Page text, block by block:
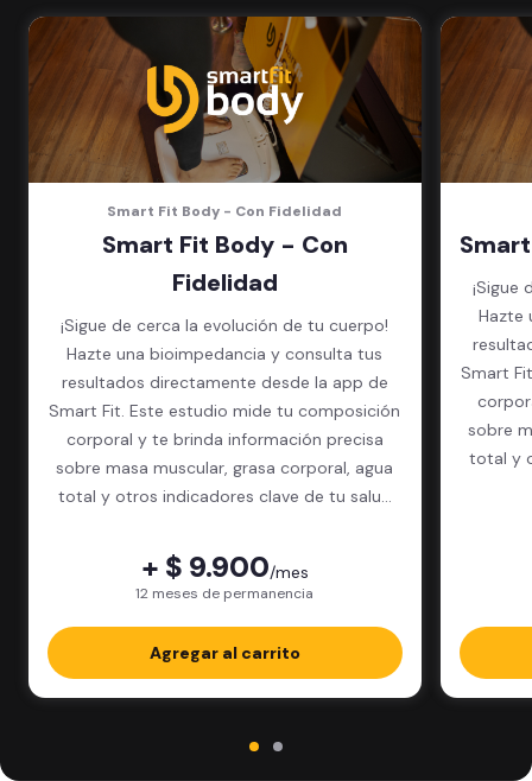
en cada sede)
Acceso a todas las áreas de la
sede
Smart Fit Body - Con Fidelidad
Smart Fit Body - Con
Fidelidad
¡Sigue de cerca la evolución de tu cuerpo!
Hazte una bioimpedancia y consulta tus
resultados directamente desde la app de
Smart Fit. Este estudio mide tu composición
corporal y te brinda información precisa
sobre masa muscular, grasa corporal, agua
total y otros indicadores clave de tu salud
+ $ 9.900/mes
12 meses de permanencia
Agregar al carrito
¡Sigue
Hazte
Smart
sobre
total y